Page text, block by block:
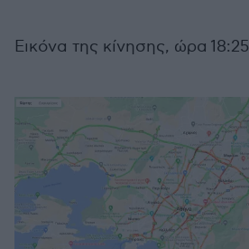
Εικόνα της κίνησης, ώρα 18:25